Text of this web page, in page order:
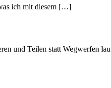
ich mit diesem […]
und Teilen statt Wegwerfen